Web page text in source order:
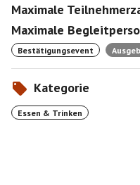
Maximale
Maximale
Bestätigungsevent
Kategorie
Essen & Trinken